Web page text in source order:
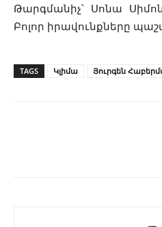
Թարգմանիչ՝ Սոնա
Բոլոր իրավունքները
TAGS Կլիմա Յուրգեն